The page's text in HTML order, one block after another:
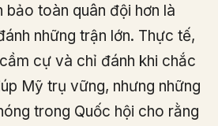
bảo toàn quân đội hơn là
những trận lớn. Thực tế,
cự và chỉ đánh khi chắc
Mỹ trụ vững, nhưng những
trong Quốc hội cho rằng